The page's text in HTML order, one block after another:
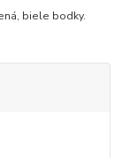
biele bodky.